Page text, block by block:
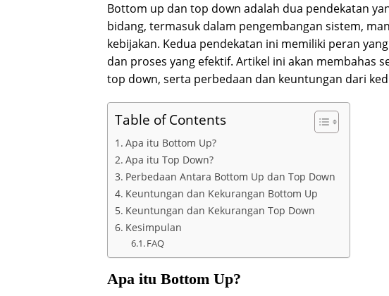
Bottom up dan top down adalah dua pendekatan
bidang, termasuk dalam pengembangan sistem,
kebijakan. Kedua pendekatan ini memiliki peran
dan proses yang efektif. Artikel ini akan membahas
top down, serta perbedaan dan keuntungan dari
Table of Contents
Apa itu Bottom Up?
Apa itu Top Down?
Perbedaan Antara Bottom Up dan Top Down
Keuntungan dan Kekurangan Bottom Up
Keuntungan dan Kekurangan Top Down
Kesimpulan
FAQ
Apa itu Bottom Up?